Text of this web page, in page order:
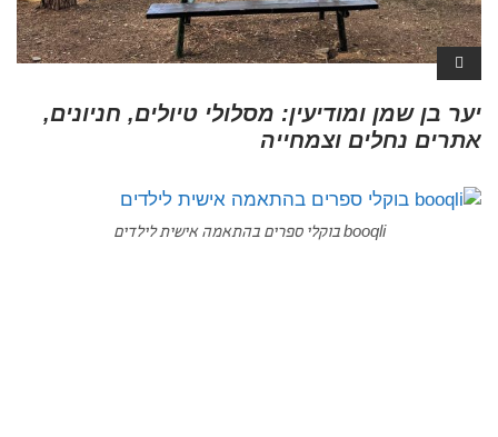
יער בן שמן ומודיעין: מסלולי טיולים, חניונים,
אתרים נחלים וצמחייה
booqli בוקלי ספרים בהתאמה אישית לילדים